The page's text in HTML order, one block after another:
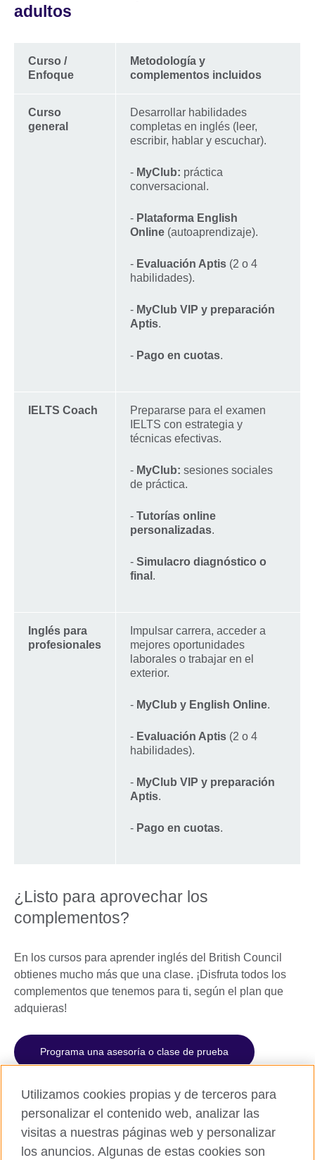
adultos
Curso /
Enfoque
Metodología y
complementos incluidos
Curso
general
Desarrollar habilidades
completas en inglés (leer,
escribir, hablar y escuchar).
- MyClub: práctica
conversacional.
- Plataforma English
Online (autoaprendizaje).
- Evaluación Aptis (2 o 4
habilidades).
- MyClub VIP y preparación
Aptis.
- Pago en cuotas.
IELTS Coach
Prepararse para el examen
IELTS con estrategia y
técnicas efectivas.
- MyClub: sesiones sociales
de práctica.
- Tutorías online
personalizadas.
- Simulacro diagnóstico o
final .
Inglés para
profesionales
Impulsar carrera, acceder a
mejores oportunidades
laborales o trabajar en el
exterior.
- MyClub y English Online.
- Evaluación Aptis (2 o 4
habilidades).
- MyClub VIP y preparación
Aptis.
- Pago en cuotas.
¿Listo para aprovechar los
complementos?
En los cursos para aprender inglés del British Council
obtienes mucho más que una clase. ¡Disfruta todos los
complementos que tenemos para ti, según el plan que
adquieras!
Programa una asesoría o clase de prueba
Utilizamos cookies propias y de terceros para
personalizar el contenido web, analizar las
visitas a nuestras páginas web y personalizar
los anuncios. Algunas de estas cookies son